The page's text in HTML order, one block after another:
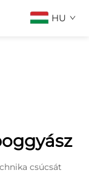
HU
csúcsát